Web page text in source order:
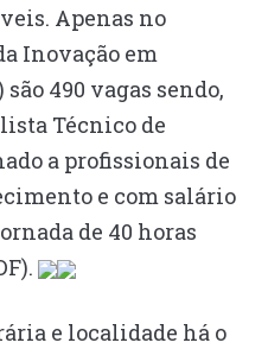
Apenas no
Inovação em
490 vagas sendo,
Técnico de
a profissionais de
e com salário
de 40 horas
e localidade há o